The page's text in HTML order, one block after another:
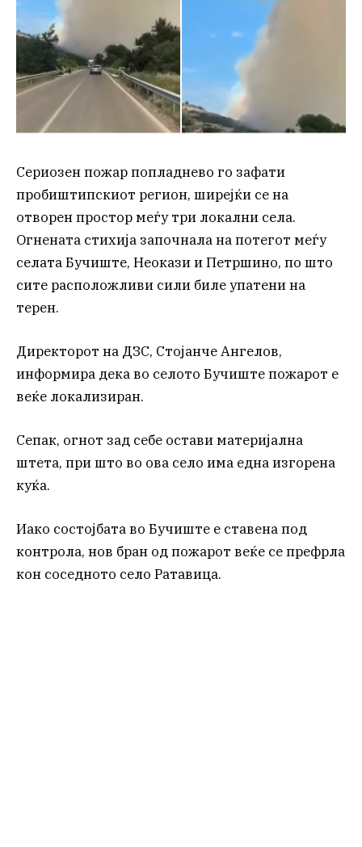
Сериозен пожар попладнево го зафати
пробиштипскиот регион, ширејќи се на
отворен простор меѓу три локални села.
Огнената стихија започнала на потегот меѓу
селата Бучиште, Неокази и Петршино, по што
сите расположливи сили биле упатени на
терен.
Директорот на ДЗС, Стојанче Ангелов,
информира дека во селото Бучиште пожарот е
веќе локализиран.
Сепак, огнот зад себе остави материјална
штета, при што во ова село има една изгорена
куќа.
Иако состојбата во Бучиште е ставена под
контрола, нов бран од пожарот веќе се префрла
кон соседното село Ратавица.